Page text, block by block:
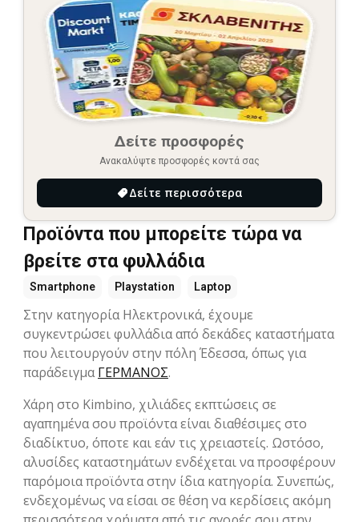
Δείτε προσφορές
Ανακαλύψτε προσφορές κοντά σας
Δείτε περισσότερα
Προϊόντα που μπορείτε τώρα να
βρείτε στα φυλλάδια
Smartphone Playstation Laptop
Στην κατηγορία Hλεκτρονικά, έχουμε
συγκεντρώσει φυλλάδια από δεκάδες καταστήματα
που λειτουργούν στην πόλη Έδεσσα, όπως για
παράδειγμαΓΕΡΜΑΝΟΣ.
Χάρη στο Kimbino, χιλιάδες εκπτώσεις σε
αγαπημένα σου προϊόντα είναι διαθέσιμες στο
διαδίκτυο, όποτε και εάν τις χρειαστείς. Ωστόσο,
αλυσίδες καταστημάτων ενδέχεται να προσφέρουν
παρόμοια προϊόντα στην ίδια κατηγορία. Συνεπώς,
ενδεχομένως να είσαι σε θέση να κερδίσεις ακόμη